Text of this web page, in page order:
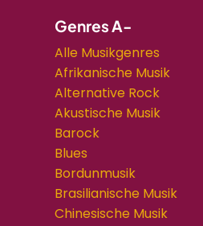
Genres A-
Alle Musikgenres
Afrikanische Musik
Alternative Rock
Akustische Musik
Barock
Blues
Bordunmusik
Brasilianische Musik
Chinesische Musik